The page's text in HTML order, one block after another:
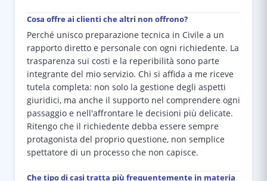
Cosa offre ai clienti che altri non offrono?
Perché unisco preparazione tecnica in Civile a un
rapporto diretto e personale con ogni richiedente. La
trasparenza sui costi e la reperibilità sono parte
integrante del mio servizio. Chi si affida a me riceve
tutela completa: non solo la gestione degli aspetti
giuridici, ma anche il supporto nel comprendere ogni
passaggio e nell'affrontare le decisioni più delicate.
Ritengo che il richiedente debba essere sempre
protagonista del proprio questione, non semplice
spettatore di un processo che non capisce.
Che tipo di casi tratta più frequentemente in materia